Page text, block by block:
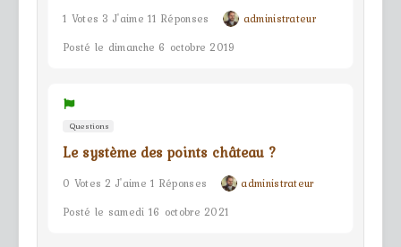
1 Votes 3 J'aime 11 Réponses
administrateur
Posté le dimanche 6 octobre 2019
Questions
Le système des points château ?
0 Votes 2 J'aime 1 Réponses
administrateur
Posté le samedi 16 octobre 2021